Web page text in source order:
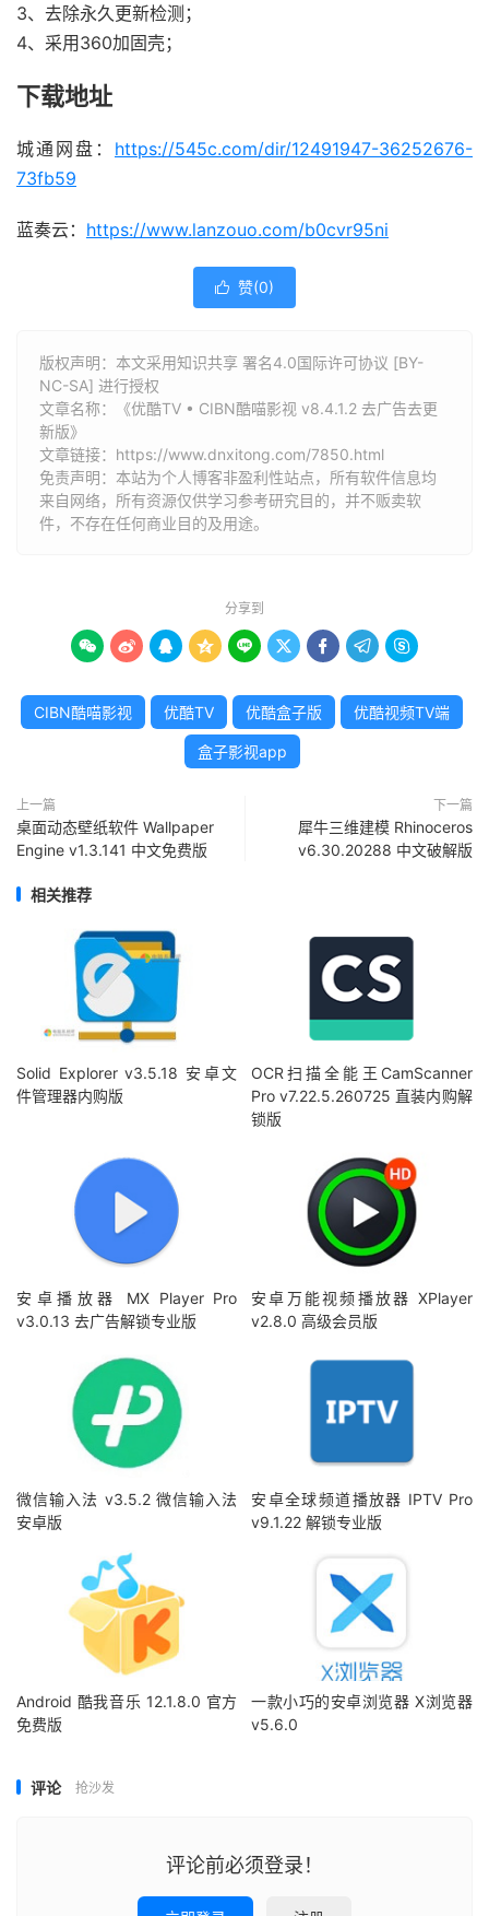
3、去除永久更新检测；
4、采用360加固壳；
下载地址
城通网盘： https://545c.com/dir/12491947-36252676-
73fb59
蓝奏云： https://www.lanzouo.com/b0cvr95ni
 赞(0)
版权声明：本文采用知识共享 署名4.0国际许可协议 [BY-
NC-SA] 进行授权
文章名称：《优酷TV • CIBN酷喵影视 v8.4.1.2 去广告去更
新版》
文章链接： https://www.dnxitong.com/7850.html
免责声明：本站为个人博客非盈利性站点，所有软件信息均
来自网络，所有资源仅供学习参考研究目的，并不贩卖软
件，不存在任何商业目的及用途。
分享到
        
CIBN酷喵影视 优酷TV 优酷盒子版 优酷视频TV端
盒子影视app
上一篇
桌面动态壁纸软件 Wallpaper
Engine v1.3.141 中文免费版
下一篇
犀牛三维建模 Rhinoceros
v6.30.20288 中文破解版
相关推荐
Solid Explorer v3.5.18 安卓文
件管理器内购版
OCR扫描全能王CamScanner
Pro v7.22.5.260725 直装内购解
锁版
安卓播放器 MX Player Pro
v3.0.13 去广告解锁专业版
安卓万能视频播放器 XPlayer
v2.8.0 高级会员版
微信输入法 v3.5.2 微信输入法
安卓版
安卓全球频道播放器 IPTV Pro
v9.1.22 解锁专业版
Android 酷我音乐 12.1.8.0 官方
免费版
一款小巧的安卓浏览器 X浏览器
v5.6.0
评论 抢沙发
评论前必须登录！